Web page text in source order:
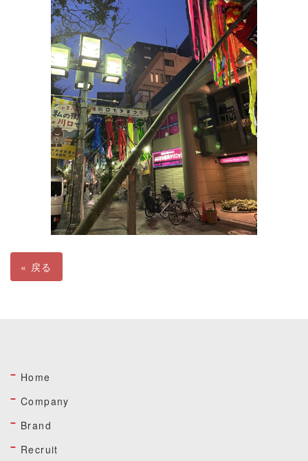
« 戻る
Home
Company
Brand
Recruit